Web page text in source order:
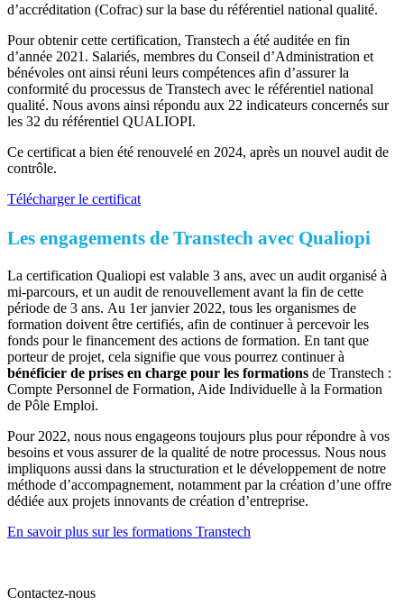
d’accréditation (Cofrac) sur la base du référentiel national qualité.
Pour obtenir cette certification, Transtech a été auditée en fin
d’année 2021. Salariés, membres du Conseil d’Administration et
bénévoles ont ainsi réuni leurs compétences afin d’assurer la
conformité du processus de Transtech avec le référentiel national
qualité. Nous avons ainsi répondu aux 22 indicateurs concernés sur
les 32 du référentiel QUALIOPI.
Ce certificat a bien été renouvelé en 2024, après un nouvel audit de
contrôle.
Télécharger le certificat
Les engagements de Transtech avec Qualiopi
La certification Qualiopi est valable 3 ans, avec un audit organisé à
mi-parcours, et un audit de renouvellement avant la fin de cette
période de 3 ans. Au 1er janvier 2022, tous les organismes de
formation doivent être certifiés, afin de continuer à percevoir les
fonds pour le financement des actions de formation. En tant que
porteur de projet, cela signifie que vous pourrez continuer à
bénéficier de prises en charge pour les formations de Transtech :
Compte Personnel de Formation, Aide Individuelle à la Formation
de Pôle Emploi.
Pour 2022, nous nous engageons toujours plus pour répondre à vos
besoins et vous assurer de la qualité de notre processus. Nous nous
impliquons aussi dans la structuration et le développement de notre
méthode d’accompagnement, notamment par la création d’une offre
dédiée aux projets innovants de création d’entreprise.
En savoir plus sur les formations Transtech
Contactez-nous